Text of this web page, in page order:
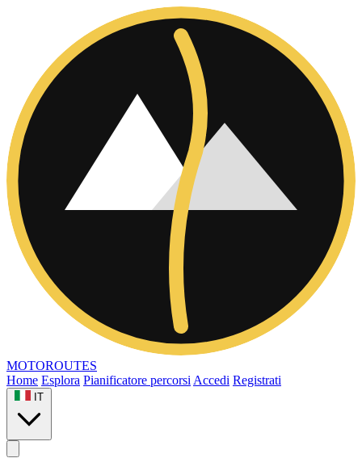
MOTOROUTES
Home Esplora Pianificatore percorsi Accedi Registrati
IT